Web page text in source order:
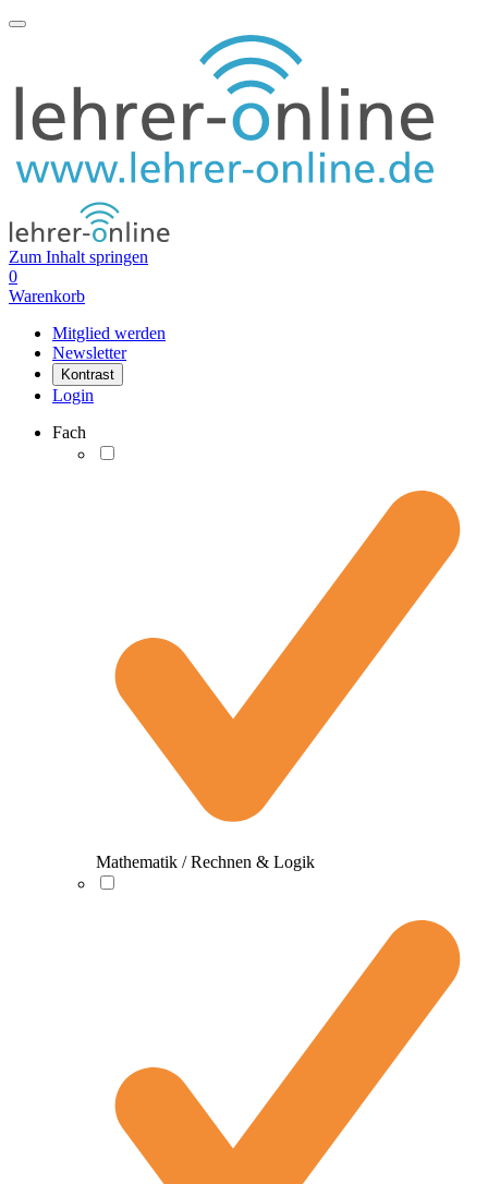
Zum Inhalt springen
0
Warenkorb
Mitglied werden
Newsletter
Kontrast
Login
Fach
Mathematik / Rechnen & Logik